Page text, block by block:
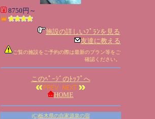
8750円～
施設の詳しいﾌﾟﾗﾝを見る
友達に教える
ご覧の施設をご予約の際は最新のプラン等をご
確認ください。
このﾍﾟｰｼﾞのﾄｯﾌﾟへ
HOME
(C)栃木県の自家源泉の宿